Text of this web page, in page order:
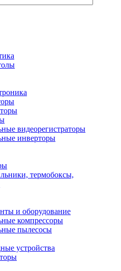
видеорегистраторы
инверторы
термобоксы,
и оборудование
компрессоры
пылесосы
устройства